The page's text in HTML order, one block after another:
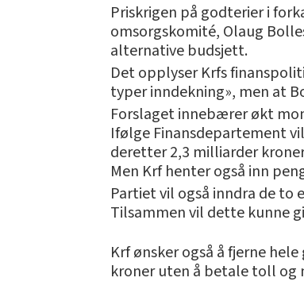
Priskrigen på godterier i
omsorgskomité, Olaug
alternative budsjett.
Det opplyser Krfs
typer inndekning», men at
Forslaget innebærer økt
Ifølge Finansdepartement
deretter 2,3 milliarder
Men Krf henter også inn
Partiet vil også inndra de to
Tilsammen vil dette kunne
Krf ønsker også å fjerne
kroner uten å betale toll og